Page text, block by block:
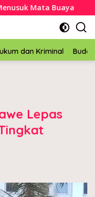
Buaya
dan Kriminal
Lepas